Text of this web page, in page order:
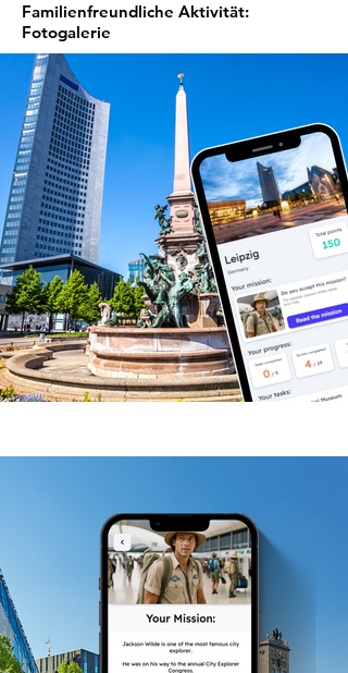
Familienfreundliche Aktivität:
Fotogalerie